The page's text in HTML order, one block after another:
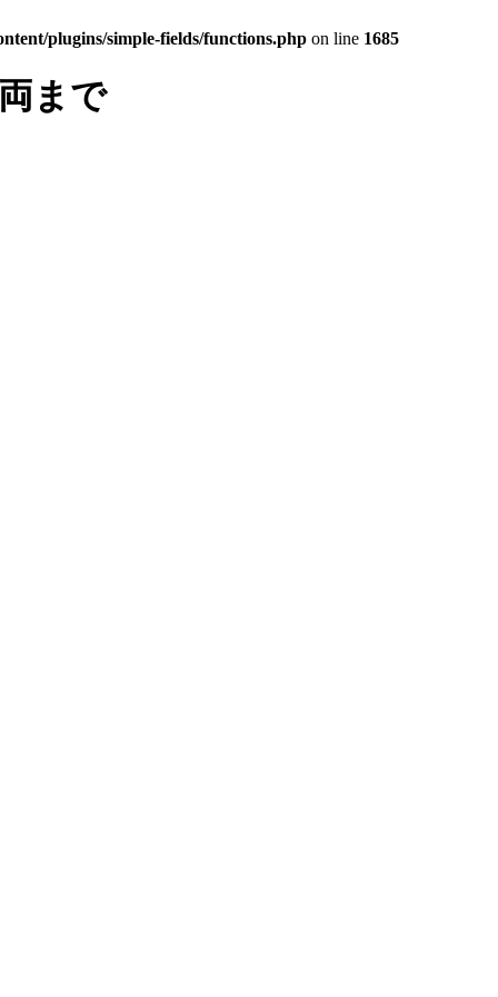
plugins/simple-fields/functions.php on line 1685
まで